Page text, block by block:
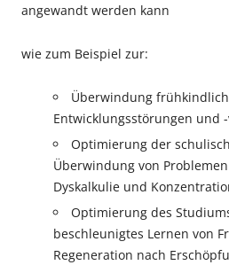
angewandt werden kann
wie zum Beispiel zur:
Überwindung
Entwicklungsstörungen und
Optimierung der
Überwindung von Problemen
Dyskalkulie und
Optimierung des
beschleunigtes Lernen von
Regeneration nach